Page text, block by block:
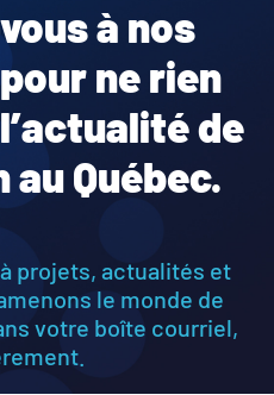
à nos
ne rien
de
au Québec.
projets, actualités et
le monde de
votre boîte courriel,